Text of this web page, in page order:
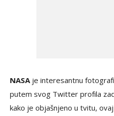
NASAje interesantnu
putem svog Twitter profila
kako je objašnjeno u tvitu,